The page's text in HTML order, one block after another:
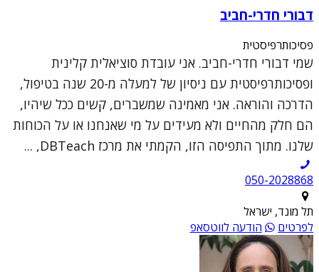
דבורי חדרי-חביב
פסיכותרפיסטית
שמי דבורי חדרי-חביב. אני עובדת סוציאלית קלינית
ופסיכותרפיסטית עם ניסיון של למעלה מ-20 שנה בטיפול,
הדרכה והוראה. אני מאמינה שמשברים, קשים ככל שיהיו,
הם חלק מהחיים ולא מעידים על מי שאנחנו או על הכוחות
שלנו. מתוך התפיסה הזו, הקמתי את מרכז DBTeach, ...
050-2028868
תל מונד, ישראל
לפרטים
הודעה לווטסאפ